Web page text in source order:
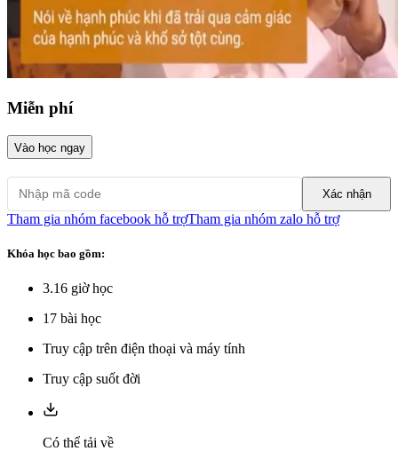
Miễn phí
Vào học ngay
Xác nhận
Tham gia nhóm facebook hỗ trợTham gia nhóm zalo hỗ trợ
Khóa học bao gồm:
3.16 giờ học
17 bài học
Truy cập trên điện thoại và máy tính
Truy cập suốt đời
Có thể tải về